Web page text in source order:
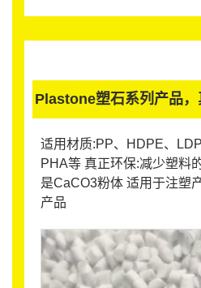
Plastone塑石系列产品，
适用材质:PP、HDPE、
PHA等 真正环保:减少塑料
是CaCO3粉体 适用于注塑
产品